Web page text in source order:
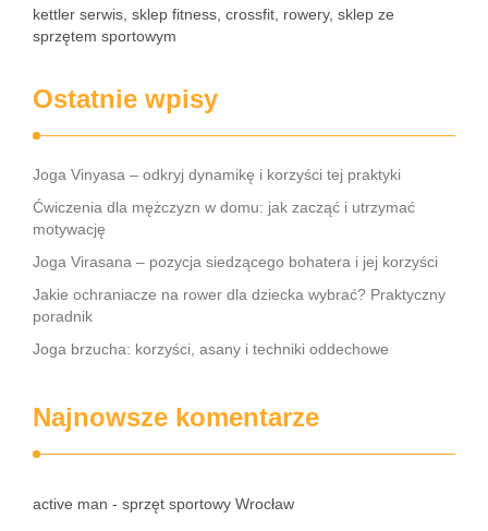
kettler serwis, sklep fitness, crossfit, rowery, sklep ze
sprzętem sportowym
Ostatnie wpisy
Joga Vinyasa – odkryj dynamikę i korzyści tej praktyki
Ćwiczenia dla mężczyzn w domu: jak zacząć i utrzymać
motywację
Joga Virasana – pozycja siedzącego bohatera i jej korzyści
Jakie ochraniacze na rower dla dziecka wybrać? Praktyczny
poradnik
Joga brzucha: korzyści, asany i techniki oddechowe
Najnowsze komentarze
active man - sprzęt sportowy Wrocław